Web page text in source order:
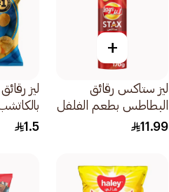
+
ليز ستاكس رقائق
البطاطس بطعم الفلفل
الحار 170جرام
11.99
ليز
بالكاتشب
1.5